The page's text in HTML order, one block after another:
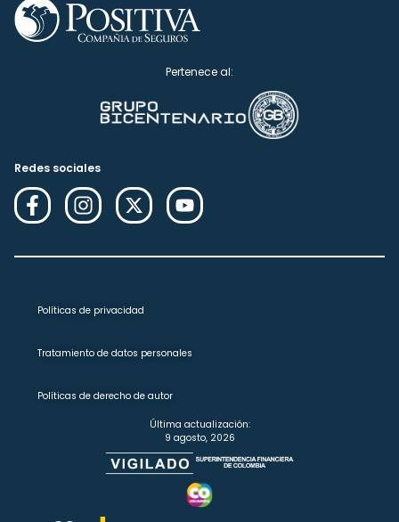
Pertenece al:
Redes sociales
Políticas de privacidad
Tratamiento de datos personales
Políticas de derecho de autor
Última actualización:
9 agosto, 2026